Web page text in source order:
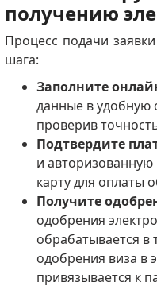
получению
Процесс подачи
шага:
Заполните
данные в удобную
проверив
Подтвердите
и
карту для оплаты
Получите
одобрения
обрабатывается в
одобрения виза в
привязывается к